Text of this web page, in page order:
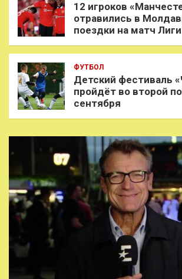
12 игроков
отравились в
поездки на матч
ФУТБОЛ
Детский фестиваль
пройдёт во второй
сентября